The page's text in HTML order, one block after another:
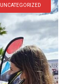
UNCATEGORIZED